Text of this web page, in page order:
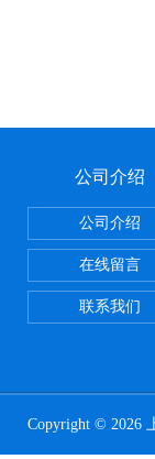
公司介绍
公司介绍
在线留言
联系我们
Copyright © 2026